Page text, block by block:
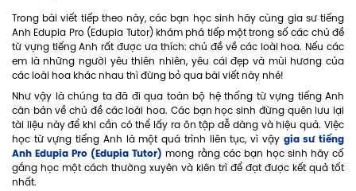
Trong bài viết tiếp theo này, các bạn học sinh hãy cùng gia sư tiếng
Anh Edupia Pro (Edupia Tutor) khám phá tiếp một trong số các chủ đề
từ vựng tiếng Anh rất được ưa thích: chủ đề về các loài hoa. Nếu các
em là những người yêu thiên nhiên, yêu cái đẹp và mùi hương của
các loài hoa khác nhau thì đừng bỏ qua bài viết này nhé!
Như vậy là chúng ta đã đi qua toàn bộ hệ thống từ vựng tiếng Anh
căn bản về chủ đề các loài hoa. Các bạn học sinh đừng quên lưu lại
tài liệu này để khi cần có thể lấy ra ôn tập dễ dàng và hiệu quả. Việc
học từ vựng tiếng Anh là một quá trình liên tục, vì vậy gia sư tiếng
Anh Edupia Pro (Edupia Tutor) mong rằng các bạn học sinh hãy cố
gắng học một cách thường xuyên và kiên trì để đạt được kết quả tốt
nhất.